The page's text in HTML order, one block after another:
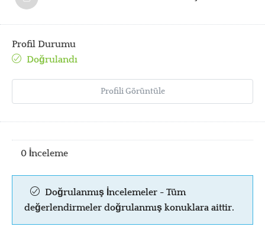
Profil Durumu
Doğrulandı
Profili Görüntüle
0 İnceleme
Doğrulanmış İncelemeler - Tüm
değerlendirmeler doğrulanmış konuklara aittir.